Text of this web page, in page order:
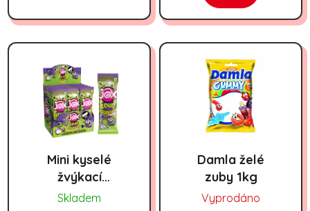
Mini kyselé
žvýkací
bonbóny malina
Skladem
Damla želé
zuby 1kg
Vyprodáno